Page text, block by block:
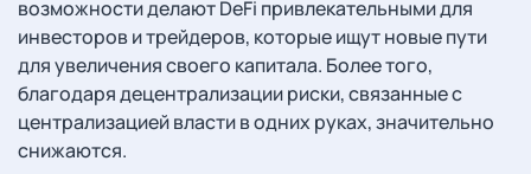
возможности делают DeFi привлекательными для
инвесторов и трейдеров, которые ищут новые пути
для увеличения своего капитала. Более того,
благодаря децентрализации риски, связанные с
централизацией власти в одних руках, значительно
снижаются.